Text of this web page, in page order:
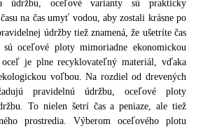
údržbu, oceľové varianty sú prakticky
na čas umyť vodou, aby zostali krásne po
údržby tiež znamená, že ušetríte čas
oceľové ploty mimoriadne ekonomickou
je plne recyklovateľný materiál, vďaka
voľbou. Na rozdiel od drevených
pravidelnú údržbu, oceľové ploty
To nielen šetrí čas a peniaze, ale tiež
prostredia. Výberom oceľového plotu